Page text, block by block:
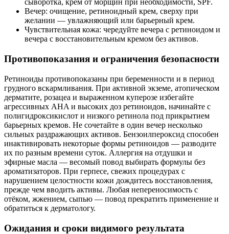
сыворотка, крем от морщин при необходимости, SPF.
Вечер: очищение, ретиноидный крем, сверху при
желании — увлажняющий или барьерный крем.
Чувствительная кожа: чередуйте вечера с ретиноидом и
вечера с восстановительным кремом без активов.
Противопоказания и ограничения безопасности
Ретиноиды противопоказаны при беременности и в период
грудного вскармливания. При активной экземе, атопическом
дерматите, розацеа и выраженном куперозе избегайте
агрессивных AHA и высоких доз ретиноидов, начинайте с
полигидроксикислот и низкого ретинола под прикрытием
барьерных кремов. Не сочетайте в один вечер несколько
сильных раздражающих активов. Бензоилпероксид способен
инактивировать некоторые формы ретиноидов — разводите
их по разным времени суток. Аллергия на отдушки и
эфирные масла — весомый повод выбирать формулы без
ароматизаторов. При герпесе, свежих процедурах с
нарушением целостности кожи дождитесь восстановления,
прежде чем вводить активы. Любая непереносимость с
отёком, жжением, сыпью — повод прекратить применение и
обратиться к дерматологу.
Ожидания и сроки видимого результата